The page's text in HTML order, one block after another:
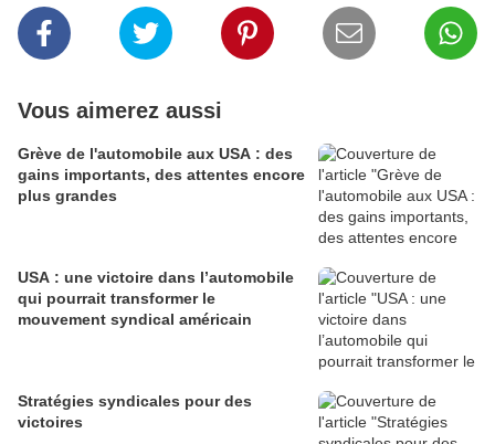
Vous aimerez aussi
Grève de l'automobile aux USA : des
gains importants, des attentes encore
plus grandes
USA : une victoire dans l’automobile
qui pourrait transformer le
mouvement syndical américain
Stratégies syndicales pour des
victoires